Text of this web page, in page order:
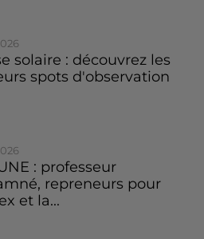
solaire : découvrez les
spots d'observation
: professeur
repreneurs pour
et la...